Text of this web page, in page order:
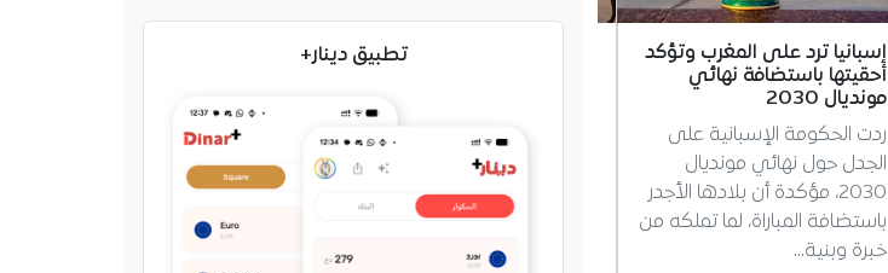
إسبانيا ترد على المغرب وتؤكد
أحقيتها باستضافة نهائي
مونديال 2030
ردت الحكومة الإسبانية على
الجدل حول نهائي مونديال
2030، مؤكدة أن بلادها الأجدر
باستضافة المباراة، لما تملكه من
خبرة وبنية…
اتفاق جزائري بيلاروسي لتسريع
التقى أحمد عطاف نظيره
البيلاروسي، وبحثا تقييم
العلاقات الثنائية ومتابعة تنفيذ
مخرجات زيارة الرئيس البيلاروسي
تطبيق دينار+